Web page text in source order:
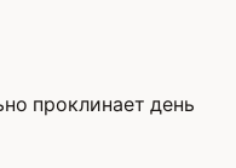
проклинает день